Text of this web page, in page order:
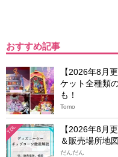
おすすめ記事
【2026年8月
ケット全種類
も！
Tomo
TDL
【2026年8月
＆販売場所地
だんだん